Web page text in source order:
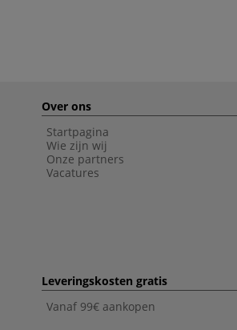
Over ons
Startpagina
Wie zijn wij
Onze partners
Vacatures
Leveringskosten gratis
Vanaf 99€ aankopen